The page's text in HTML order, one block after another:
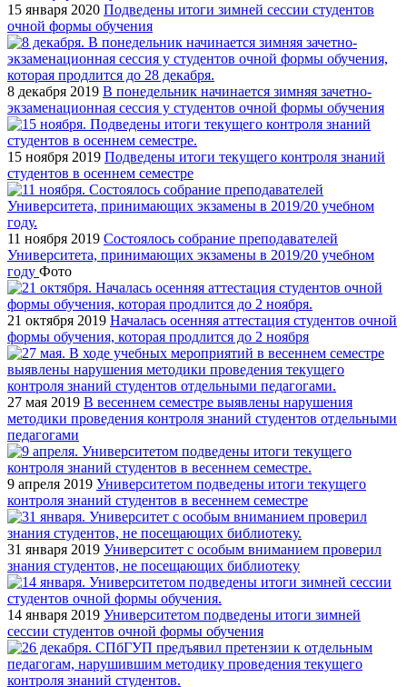
15 января 2020 Подведены итоги зимней сессии студентов
очной формы обучения
8 декабря 2019 В понедельник начинается зимняя зачетно-
экзаменационная сессия у студентов очной формы обучения
15 ноября 2019 Подведены итоги текущего контроля знаний
студентов в осеннем семестре
11 ноября 2019 Состоялось собрание преподавателей
Университета, принимающих экзамены в 2019/20 учебном
году Фото
21 октября 2019 Началась осенняя аттестация студентов очной
формы обучения, которая продлится до 2 ноября
27 мая 2019 В весеннем семестре выявлены нарушения
методики проведения контроля знаний студентов отдельными
педагогами
9 апреля 2019 Университетом подведены итоги текущего
контроля знаний студентов в весеннем семестре
31 января 2019 Университет с особым вниманием проверил
знания студентов, не посещающих библиотеку
14 января 2019 Университетом подведены итоги зимней
сессии студентов очной формы обучения